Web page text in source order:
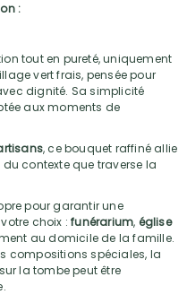
:
tout en pureté, uniquement
vert frais, pensée pour
dignité. Sa simplicité
aux moments de
, ce bouquet raffiné allie
contexte que traverse la
pour garantir une
choix :funérarium, église
au domicile de la famille.
compositions spéciales, la
la tombe peut être